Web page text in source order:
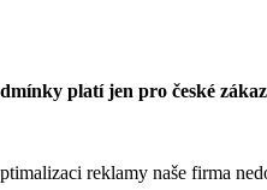
platí jen pro české
reklamy naše firma